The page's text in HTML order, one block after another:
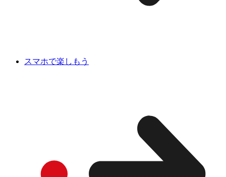
スマホで楽しもう